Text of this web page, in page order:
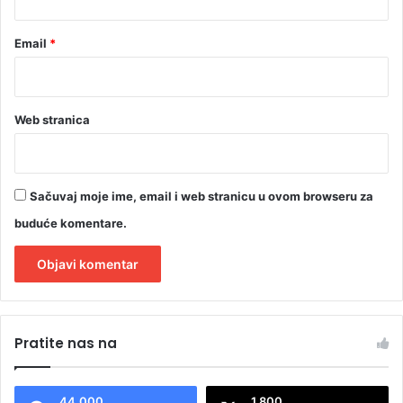
Email *
Web stranica
Sačuvaj moje ime, email i web stranicu u ovom browseru za
buduće komentare.
tPratite nas na